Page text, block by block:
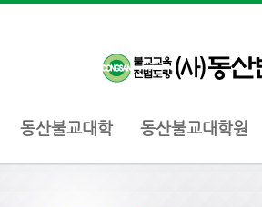
동산불교대학 동산불교대학원